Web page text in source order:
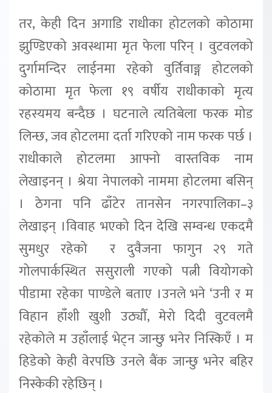
तर, केही दिन अगाडि राधीका होटलको कोठामा
झुण्डिएको अवस्थामा मृत फेला परिन् । वुटवलको
दुर्गामन्दिर लाईनमा रहेको वुर्तिवाङ्ग होटलको
कोठामा मृत फेला १९ वर्षीय राधीकाको मृत्य
रहस्यमय बन्दैछ । घटनाले त्यतिबेला फरक मोड
लिन्छ, जव होटलमा दर्ता गरिएको नाम फरक पर्छ ।
राधीकाले होटलमा आफ्नो वास्तविक नाम
लेखाइनन् । श्रेया नेपालको नाममा होटलमा बसिन्
। ठेगना पनि ढाँटेर तानसेन नगरपालिका–३
लेखाइन् ।विवाह भएको दिन देखि सम्वन्ध एकदमै
सुमधुर रहेको र दुवैजना फागुन २९ गते
गोलपार्कस्थित ससुराली गएको पत्नी वियोगको
पीडामा रहेका पाण्डेले बताए ।उनले भने ‘उनी र म
विहान हाँशी खुशी उठ्यौँ, मेरो दिदी वुटवलमै
रहेकोले म उहाँलाई भेट्न जान्छु भनेर निस्किएँ । म
हिडेको केही वेरपछि उनले बैंक जान्छु भनेर बहिर
निस्केकी रहेछिन् ।